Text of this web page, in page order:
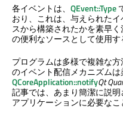
各イベントは、 QEvent::Type
おり、これは、与えられた
スから構築されたかを素早
の便利なソースとして使用す
プログラムは多様で複雑な
のイベント配信メカニズムは
QCoreApplication::notifyQt
記事では、あまり簡潔に説
アプリケーションに必要なこ